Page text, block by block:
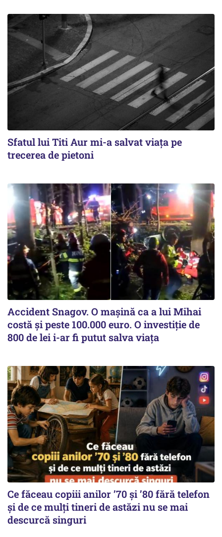
Sfatul lui Titi Aur mi-a salvat viaţa pe
trecerea de pietoni
Accident Snagov. O mașină ca a lui Mihai
costă și peste 100.000 euro. O investiție de
800 de lei i-ar fi putut salva viața
Ce făceau copiii anilor ’70 și ’80 fără telefon
și de ce mulți tineri de astăzi nu se mai
descurcă singuri